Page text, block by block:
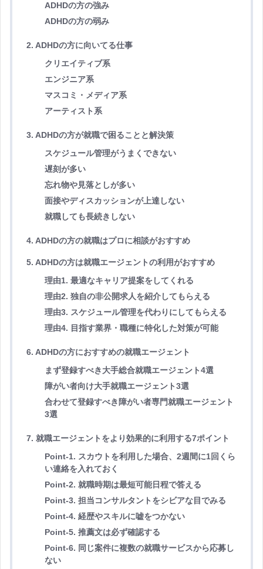
ADHDの方の強み
ADHDの方の弱み
2. ADHDの方に向いてる仕事
クリエイティブ系
エンジニア系
マスコミ・メディア系
アーティスト系
3. ADHDの方が就職で困ることと解決策
スケジュール管理がうまくできない
遅刻が多い
忘れ物や見落としが多い
面接やディスカッションが上達しない
就職しても長続きしない
4. ADHDの方の就職はプロに相談がおすすめ
5. ADHDの方は就職エージェントの利用がおすすめ
理由1. 最適なキャリア提案をしてくれる
理由2. 独自の非公開求人を紹介してもらえる
理由3. スケジュール管理を代わりにしてもらえる
理由4. 目指す業界・職種に特化した対策が可能
6. ADHDの方におすすめの就職エージェント
まず登録すべき大手総合就職エージェント4選
障がい者向け大手就職エージェント3選
合わせて登録すべき障がい者専門就職エージェント
3選
7. 就職エージェントをより効果的に利用する7ポイント
Point-1. スカウトを利用した場合、2週間に1回くら
い連絡を入れておく
Point-2. 就職時期は最短可能日程で答える
Point-3. 担当コンサルタントをシビアな目でみる
Point-4. 経歴やスキルに嘘をつかない
Point-5. 推薦文は必ず確認する
Point-6. 同じ案件に複数の就職サービスから応募し
ない